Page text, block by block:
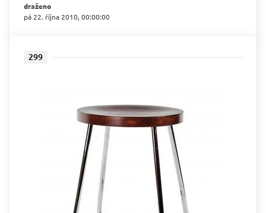
draženo
pá 22. října 2010, 00:00:00
299